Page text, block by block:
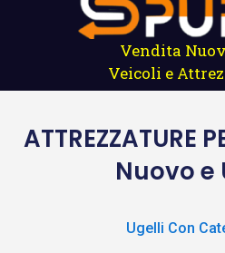
Vendita
Veicoli e
ATTREZZATURE
Nuovo e
Ugelli Con